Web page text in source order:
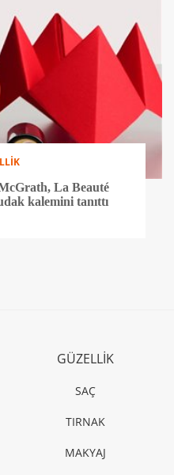
La Beauté
kalemini tanıttı
GÜZELLİK
SAÇ
TIRNAK
MAKYAJ